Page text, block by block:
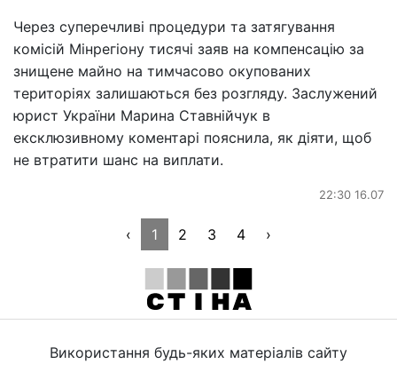
Через суперечливі процедури та затягування
комісій Мінрегіону тисячі заяв на компенсацію за
знищене майно на тимчасово окупованих
територіях залишаються без розгляду. Заслужений
юрист України Марина Ставнійчук в
ексклюзивному коментарі пояснила, як діяти, щоб
не втратити шанс на виплати.
22:30 16.07
‹ 1 2 3 4 ›
Використання будь-яких матеріалів сайту